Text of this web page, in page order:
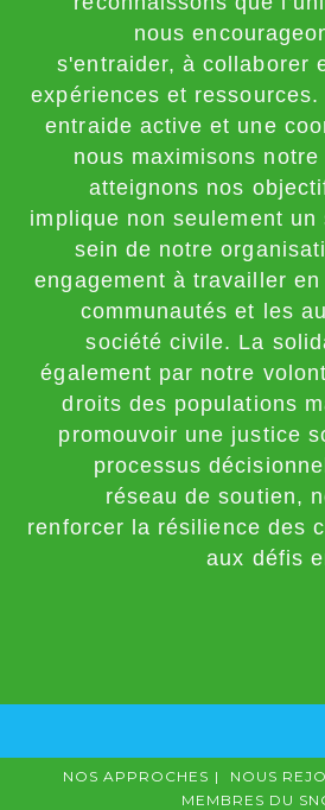
nous
s'entraider, à collaborer
expériences et
entraide active et une
nous maximisons
atteignons nos
implique non seulement un
sein de notre
engagement à travailler
communautés et les
société civile. La
également par notre
droits des populations
promouvoir une justice
processus
réseau de soutien,
renforcer la résilience des
aux défis
NOS APPROCHES NOUS
MEMBRES DU